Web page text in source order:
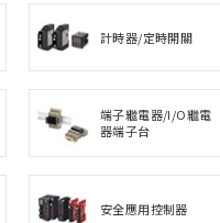
計時器/定時開關
端子繼電器/I/O繼電
器端子台
安全應用控制器